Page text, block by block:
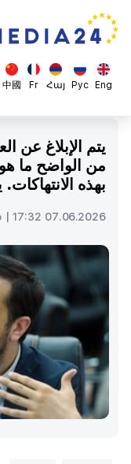
Eng
Рус
Հայ
Fr
中國
يتم الإبلاغ عن
من الواضح ما
بهذه
07.06.2026 17:32 |